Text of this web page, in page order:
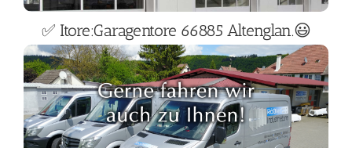
✅ Itore:Garagentore 66885 Altenglan.😃